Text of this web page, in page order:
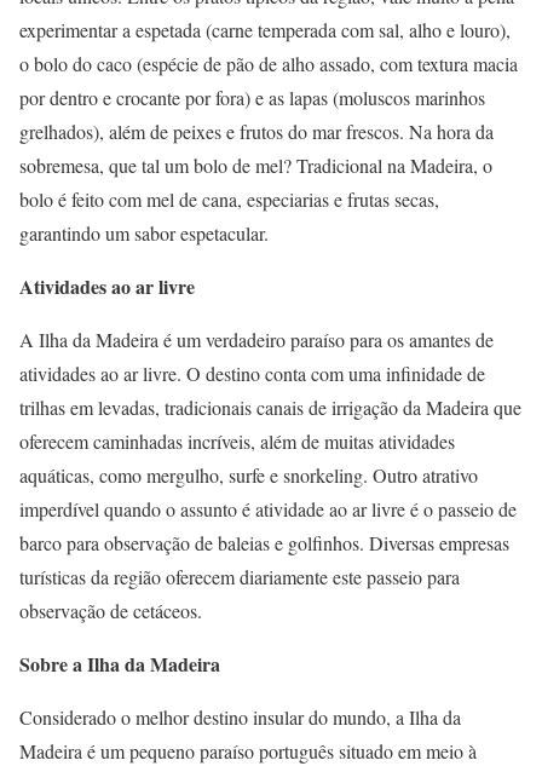
experimentar a espetada (carne temperada com sal, alho e louro),
o bolo do caco (espécie de pão de alho assado, com textura macia
por dentro e crocante por fora) e as lapas (moluscos marinhos
grelhados), além de peixes e frutos do mar frescos. Na hora da
sobremesa, que tal um bolo de mel? Tradicional na Madeira, o
bolo é feito com mel de cana, especiarias e frutas secas,
garantindo um sabor espetacular.
Atividades ao ar livre
A Ilha da Madeira é um verdadeiro paraíso para os amantes de
atividades ao ar livre. O destino conta com uma infinidade de
trilhas em levadas, tradicionais canais de irrigação da Madeira que
oferecem caminhadas incríveis, além de muitas atividades
aquáticas, como mergulho, surfe e snorkeling. Outro atrativo
imperdível quando o assunto é atividade ao ar livre é o passeio de
barco para observação de baleias e golfinhos. Diversas empresas
turísticas da região oferecem diariamente este passeio para
observação de cetáceos.
Sobre a Ilha da Madeira
Considerado o melhor destino insular do mundo, a Ilha da
Madeira é um pequeno paraíso português situado em meio à